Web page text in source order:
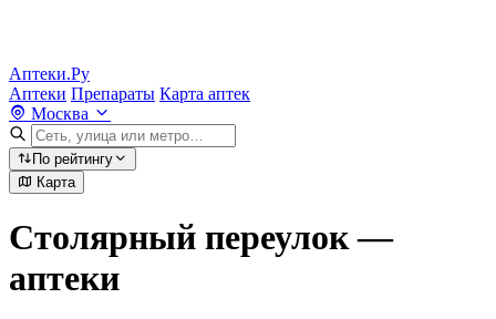
Аптеки.Ру
Аптеки Препараты Карта аптек
Москва
По рейтингу
Карта
Столярный переулок —
аптеки